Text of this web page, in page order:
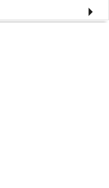
sur les
bases